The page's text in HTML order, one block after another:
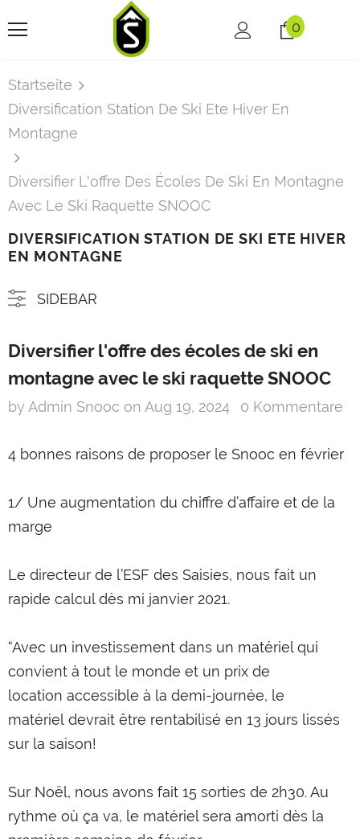
0
Startseite
Diversification Station De Ski Ete Hiver En
Montagne
Diversifier L'offre Des Écoles De Ski En Montagne
Avec Le Ski Raquette SNOOC
DIVERSIFICATION STATION DE SKI ETE HIVER
EN MONTAGNE
SIDEBAR
SNOOC Touring
€649,00
Diversifier l'offre des écoles de ski en
montagne avec le ski raquette SNOOC
by Admin Snooc on Aug 19, 2024 0 Kommentare
4 bonnes raisons de proposer le Snooc en février
1/ Une augmentation du chiffre d’affaire et de la
marge
Le directeur de l’ESF des Saisies, nous fait un
rapide calcul dès mi janvier 2021.
“Avec un investissement dans un matériel qui
convient à tout le monde et un prix de
location accessible à la demi-journée, le
matériel devrait être rentabilisé en 13 jours lissés
sur la saison!
Sur Noël, nous avons fait 15 sorties de 2h30. Au
rythme où ça va, le matériel sera amorti dès la